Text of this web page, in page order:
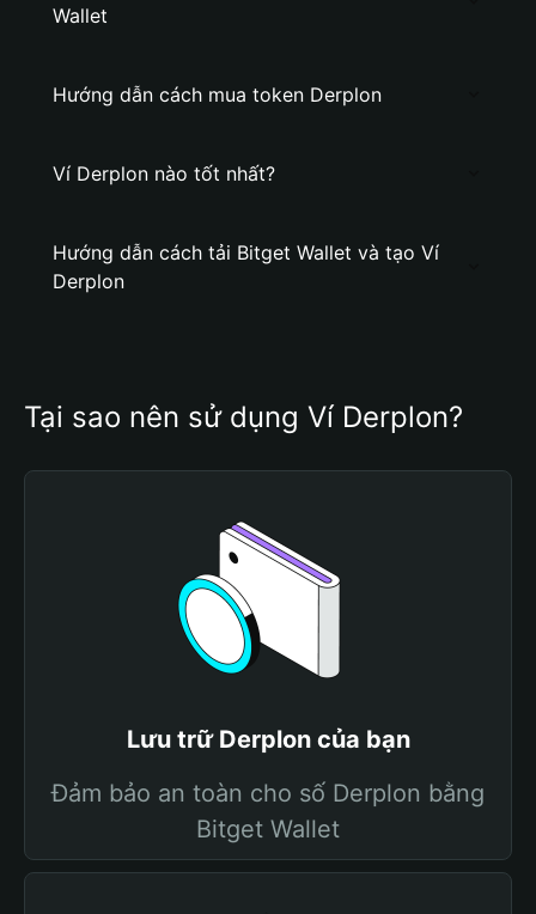
Wallet
Hướng dẫn cách mua token Derplon
Ví Derplon nào tốt nhất?
Hướng dẫn cách tải Bitget Wallet và tạo Ví
Derplon
Tại sao nên sử dụng Ví Derplon?
Lưu trữ Derplon của bạn
Đảm bảo an toàn cho số Derplon bằng
Bitget Wallet